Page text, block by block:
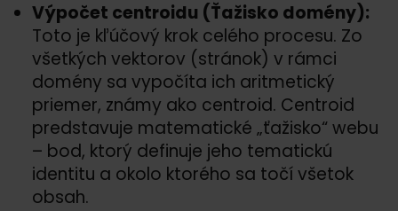
Výpočet centroidu (Ťažisko domény):
Toto je kľúčový krok celého procesu. Zo
všetkých vektorov (stránok) v rámci
domény sa vypočíta ich aritmetický
priemer, známy ako centroid. Centroid
predstavuje matematické „ťažisko“ webu
– bod, ktorý definuje jeho tematickú
identitu a okolo ktorého sa točí všetok
obsah.